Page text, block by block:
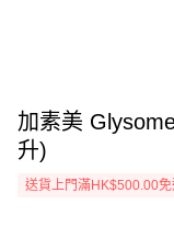
加素美
升)
送貨上門滿HK$500.00免